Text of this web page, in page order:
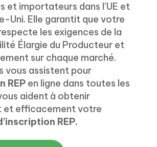
et importateurs dans l’UE et
Uni. Elle garantit que votre
les exigences de la
Élargie du Producteur et
sur chaque marché.
vous assistent pour
REPen ligne dans toutes les
aident à obtenir
et efficacement votre
REP.